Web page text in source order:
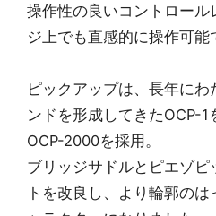
操作性の良いコントロール
ジ上でも直感的に操作可能
ピックアップは、長年に
ンドを形成してきたOCP-1
OCP-2000を採用。
ブリッジサドルとピエゾピ
トを改良し、より輪郭の